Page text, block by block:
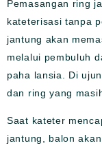
Pemasangan ring
kateterisasi tanpa
jantung akan
melalui pembuluh
paha lansia. Di
dan ring yang
Saat kateter
jantung, balon